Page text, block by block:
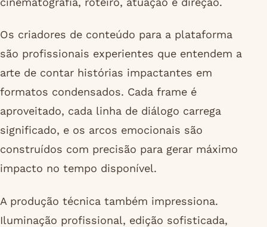
Os criadores de conteúdo para a plataforma
são profissionais experientes que entendem a
arte de contar histórias impactantes em
formatos condensados. Cada frame é
aproveitado, cada linha de diálogo carrega
significado, e os arcos emocionais são
construídos com precisão para gerar máximo
impacto no tempo disponível.
A produção técnica também impressiona.
Iluminação profissional, edição sofisticada,